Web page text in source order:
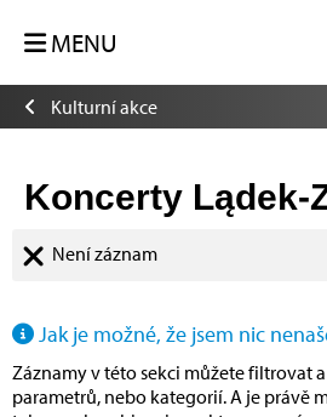
MENU
Kulturní akce
Koncerty Lądek-
Není záznam
Jak je možné, že jsem nic
Záznamy v této sekci můžete filtrovat
parametrů, nebo kategorií. A je právě